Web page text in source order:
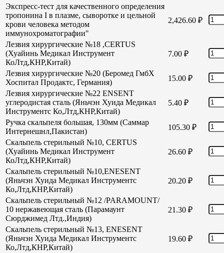
Экспресс-тест для качественного определения
тропонина I в плазме, сыворотке и цельной
крови человека методом
иммунохроматографии"
2,426.60 ₽
Лезвия хирургические №18 ,CERTUS
(Хуайинь Медикал Инструмент
КоЛтд,КНР,Китай)
7.00 ₽
Лезвия хирургические №20 (Беромед ГмбХ
Хоспитал Продактс, Германия)
15.00 ₽
Лезвия хирургические №22 ENSENT
углеродистая сталь (Яньчэн Хуида Медикал
Инструментс Ко,Лтд,КНР,Китай)
5.40 ₽
Ручка скальпеля большая, 130мм (Саммар
Интернешнл,Пакистан)
105.30 ₽
Скальпель стерильный №10, CERTUS
(Хуайинь Медикал Инструмент
КоЛтд,КНР,Китай)
26.60 ₽
Скальпель стерильный №10,ENESENT
(Яньчэн Хуида Медикал Инструментс
Ко,Лтд,КНР,Китай)
20.20 ₽
Скальпель стерильный №12 /PARAMOUNT/
10 нержавеющая сталь (Парамаунт
Сюрджимед Лтд.,Индия)
21.30 ₽
Скальпель стерильный №13, ENESENT
(Яньчэн Хуида Медикал Инструментс
Ко,Лтд,КНР,Китай)
19.60 ₽